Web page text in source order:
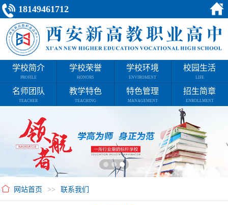
18149461712
学校简介
PROFILE
学校荣誉
HONORS
学校环境
ENVIROMENT
校园生活
LIFE
名师团队
TEACHER
教学特色
TEACHING
特色管理
MANAGEMENT
招生简章
ENROLLMENT
网站首页 >> 联系我们